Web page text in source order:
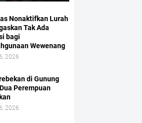
Nonaktifkan Lurah
Tak Ada
bagi
Wewenang
2026
di Gunung
Perempuan
2026